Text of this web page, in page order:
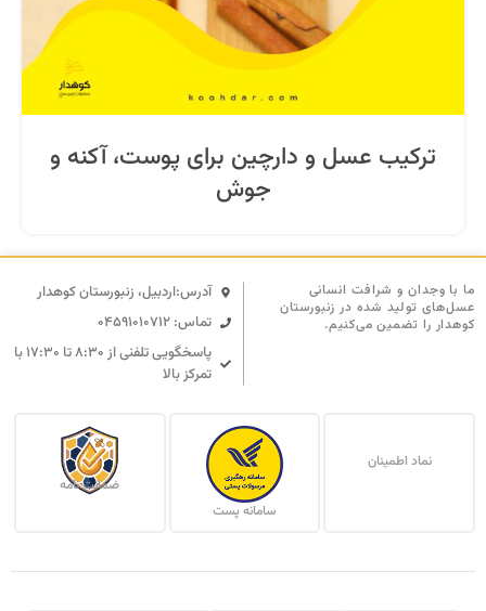
ترکیب عسل و دارچین برای پوست، آکنه و
جوش
آدرس:اردبیل، زنبورستان کوهدار
تماس: 04591010712
پاسخگویی تلفنی از ۸:۳۰ تا ۱۷:۳۰ با
تمرکز بالا
ما با وجدان و شرافت انسانی
عسل‌های تولید شده در زنبورستان
کوهدار را تضمین می‌کنیم.
نماد اطمینان
سامانه پست
ضمانت نامه